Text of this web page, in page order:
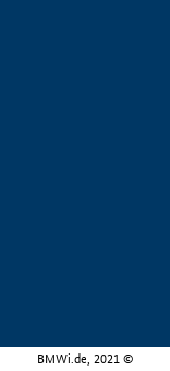
BMWi.de, 2021 ©